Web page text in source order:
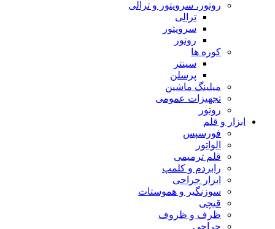
روتور، سرویتور و ترالی
ترالی
سرویتور
روتور
کوره ها
سینتر
پرسلن
میلینگ ماشین
تجهیزات عمومی
روتور
ابزار و قلم
فورسپس
الواتور
قلم ترمیمی
رابردم و کلمپ
ابزار جراحی
سوزنگیر و هموستات
قیچی
ظرف و ظروف
جراحی